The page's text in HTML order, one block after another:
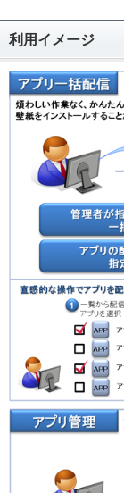
利用イメージ